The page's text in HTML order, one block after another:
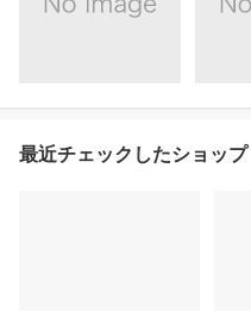
最近チェックしたショップ